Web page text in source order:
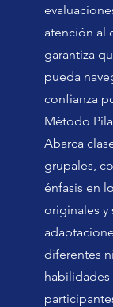
atención al
garantiza
pueda
confianza
Método
Abarca
grupales,
énfasis en
originales y
diferentes
habilidades